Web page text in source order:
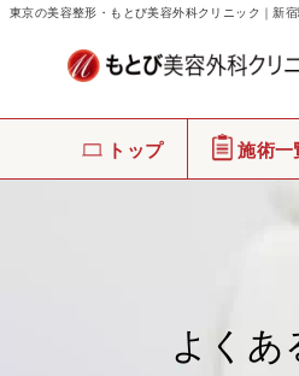
東京の美容整形・もとび美容外科クリニック｜新
トップ 施術一
よくあ